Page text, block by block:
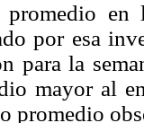
en
por esa
para la
mayor al
promedio